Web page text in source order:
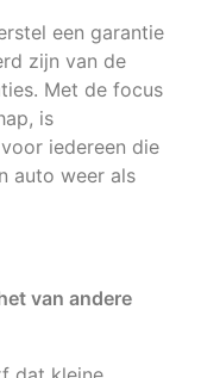
een garantie
zijn van de
Met de focus
is
iedereen die
auto weer als
van andere